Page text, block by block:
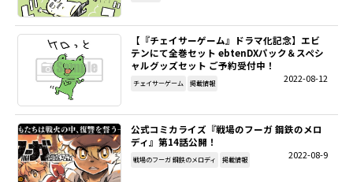
【『チェイサーゲーム』ドラマ化記念】エビ
テンにて全巻セット ebtenDXパック＆スペシ
ャルグッズセット ご予約受付中！
2022-08-12
チェイサーゲーム 掲載情報
公式コミカライズ『戦場のフーガ 鋼鉄のメロ
ディ』第14話公開！
2022-08-9
戦場のフーガ 鋼鉄のメロディ 掲載情報